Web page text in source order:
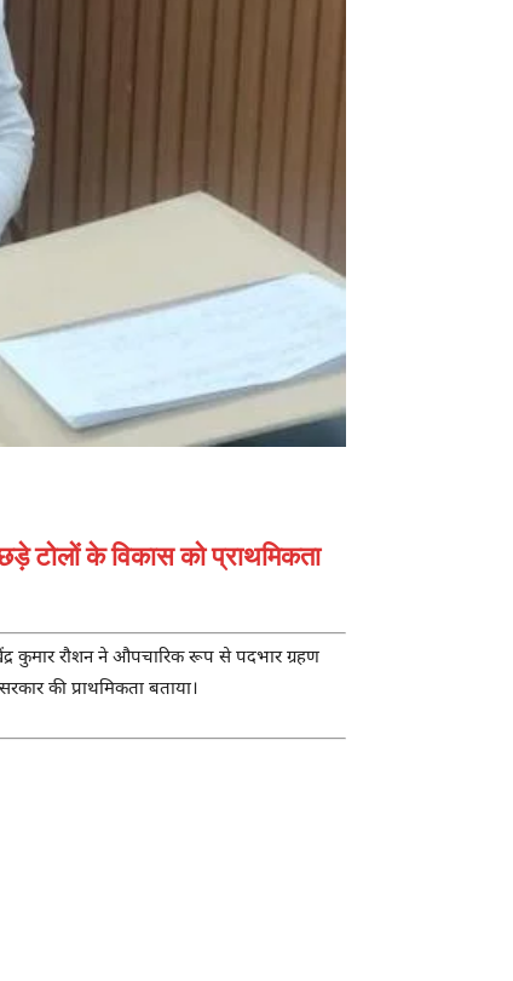
टोलों के विकास को प्राथमिकता
कुमार रौशनने औपचारिक रूप से पदभार ग्रहण
की प्राथमिकता बताया।